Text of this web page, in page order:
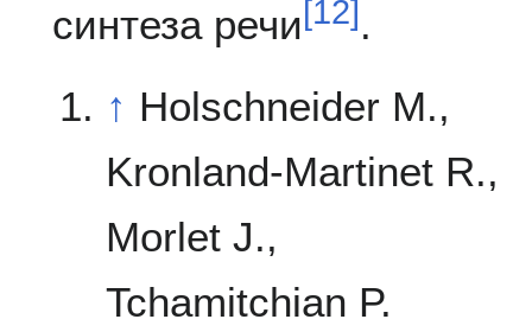
синтеза речи[12] .
↑ Holschneider M.,
Kronland-Martinet R.,
Morlet J.,
Tchamitchian P.